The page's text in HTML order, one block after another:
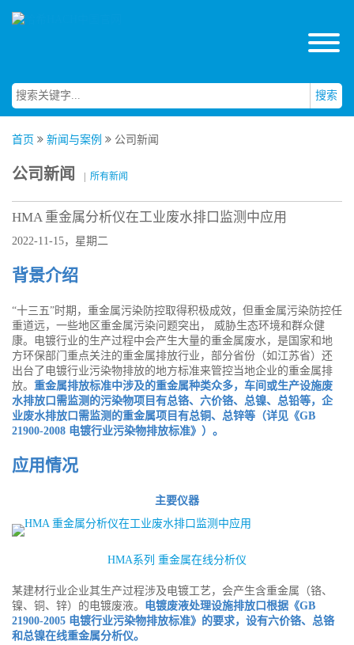
搜索
首页 新闻与案例 公司新闻
公司新闻 所有新闻
HMA 重金属分析仪在工业废水排口监测中应用
2022-11-15，星期二
背景介绍
“十三五”时期，重金属污染防控取得积极成效，但重金属污染防控任
重道远，一些地区重金属污染问题突出， 威胁生态环境和群众健
康。电镀行业的生产过程中会产生大量的重金属废水，是国家和地
方环保部门重点关注的重金属排放行业，部分省份（如江苏省）还
出台了电镀行业污染物排放的地方标准来管控当地企业的重金属排
放。 重金属排放标准中涉及的重金属种类众多，车间或生产设施废
水排放口需监测的污染物项目有总铬、六价铬、总镍、总铅等，企
业废水排放口需监测的重金属项目有总铜、总锌等（详见《GB
21900-2008 电镀行业污染物排放标准》）。
应用情况
主要仪器
HMA系列 重金属在线分析仪
某建材行业企业其生产过程涉及电镀工艺，会产生含重金属（铬、
镍、铜、锌）的电镀废液。 电镀废液处理设施排放口根据《GB
21900-2005 电镀行业污染物排放标准》的要求，设有六价铬、总铬
和总镍在线重金属分析仪。